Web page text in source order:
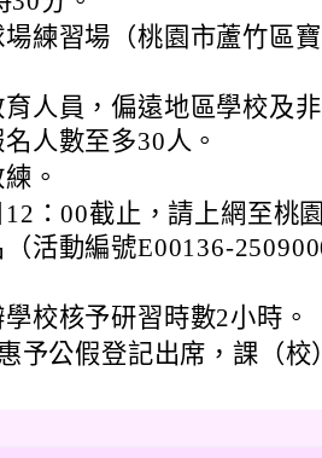
練習場（桃園市蘆竹區
人員，偏遠地區學校及
人數至多30人。
。
：00截止，請上網至桃
活動編號E00136-
校核予研習時數2小時。
予公假登記出席，課（校